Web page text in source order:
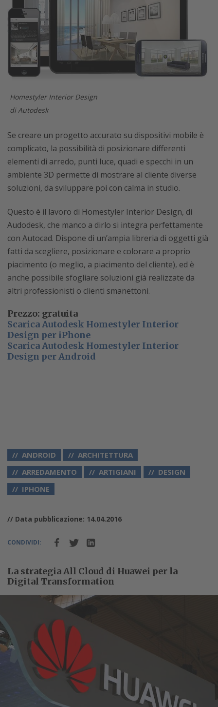
Homestyler Interior Design
di Autodesk
Se creare un progetto accurato su dispositivi mobile è
complicato, la possibilità di posizionare differenti
elementi di arredo, punti luce, quadi e specchi in un
ambiente 3D permette di mostrare al cliente diverse
soluzioni, da sviluppare poi con calma in studio.
Questo è il lavoro di Homestyler Interior Design, di
Audodesk, che manco a dirlo si integra perfettamente
con Autocad. Dispone di un’ampia libreria di oggetti già
fatti da scegliere, posizionare e colorare a proprio
piacimento (o meglio, a piacimento del cliente), ed è
anche possibile sfogliare soluzioni già realizzate da
altri professionisti o clienti smanettoni.
Prezzo: gratuita
Scarica Autodesk Homestyler Interior
Design per iPhone
Scarica Autodesk Homestyler Interior
Design per Android
ANDROID
ARCHITETTURA
ARREDAMENTO
ARTIGIANI
DESIGN
IPHONE
// Data pubblicazione: 14.04.2016
CONDIVIDI:
La strategia All Cloud di Huawei per la
Digital Transformation